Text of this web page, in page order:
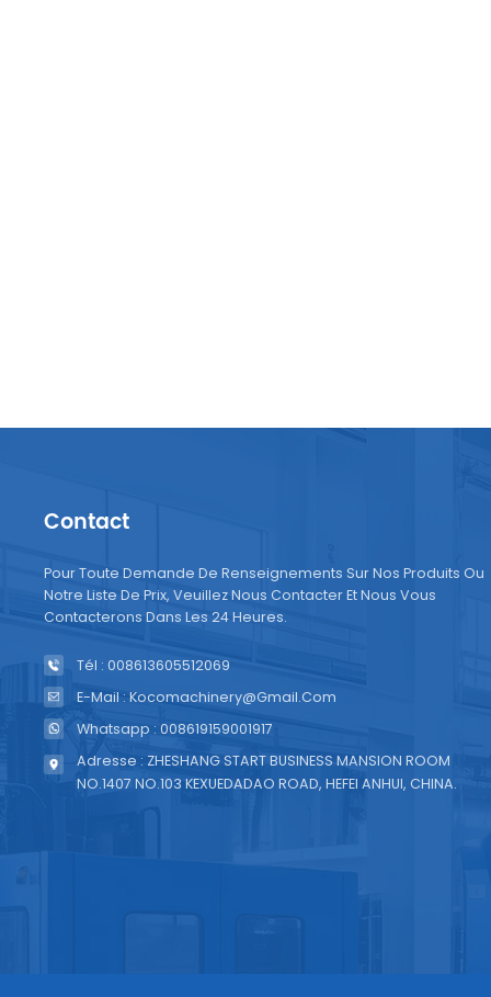
Contact
Pour Toute Demande De Renseignements Sur Nos Produits Ou
Notre Liste De Prix, Veuillez Nous Contacter Et Nous Vous
Contacterons Dans Les 24 Heures.
Tél : 008613605512069
E-Mail : Kocomachinery@gmail.com
Whatsapp : 008619159001917
Adresse : ZHESHANG START BUSINESS MANSION ROOM
NO.1407 NO.103 KEXUEDADAO ROAD, HEFEI ANHUI, CHINA.